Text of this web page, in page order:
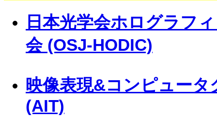
日本光学会ホログラフ
会 (OSJ-HODIC)
映像表現&コンピュー
(AIT)